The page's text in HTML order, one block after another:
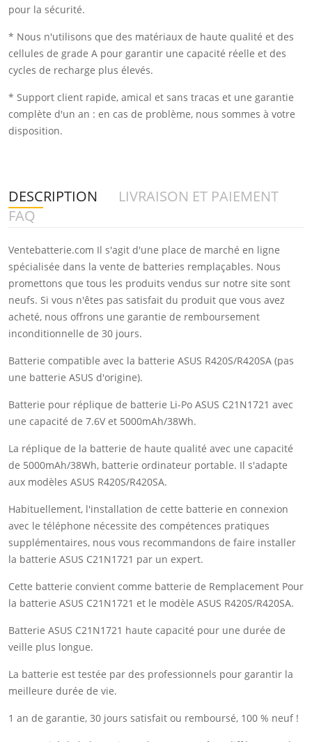
pour la sécurité.
* Nous n'utilisons que des matériaux de haute qualité et des
cellules de grade A pour garantir une capacité réelle et des
cycles de recharge plus élevés.
* Support client rapide, amical et sans tracas et une garantie
complète d'un an : en cas de problème, nous sommes à votre
disposition.
DESCRIPTION
LIVRAISON ET PAIEMENT
FAQ
Ventebatterie.com Il s'agit d'une place de marché en ligne
spécialisée dans la vente de batteries remplaçables. Nous
promettons que tous les produits vendus sur notre site sont
neufs. Si vous n'êtes pas satisfait du produit que vous avez
acheté, nous offrons une garantie de remboursement
inconditionnelle de 30 jours.
Batterie compatible avec la batterie ASUS R420S/R420SA (pas
une batterie ASUS d'origine).
Batterie pour réplique de batterie Li-Po ASUS C21N1721 avec
une capacité de 7.6V et 5000mAh/38Wh.
La réplique de la batterie de haute qualité avec une capacité
de 5000mAh/38Wh, batterie ordinateur portable. Il s'adapte
aux modèles ASUS R420S/R420SA.
Habituellement, l'installation de cette batterie en connexion
avec le téléphone nécessite des compétences pratiques
supplémentaires, nous vous recommandons de faire installer
la batterie ASUS C21N1721 par un expert.
Cette batterie convient comme batterie de Remplacement Pour
la batterie ASUS C21N1721 et le modèle ASUS R420S/R420SA.
Batterie ASUS C21N1721 haute capacité pour une durée de
veille plus longue.
La batterie est testée par des professionnels pour garantir la
meilleure durée de vie.
1 an de garantie, 30 jours satisfait ou remboursé, 100 % neuf !